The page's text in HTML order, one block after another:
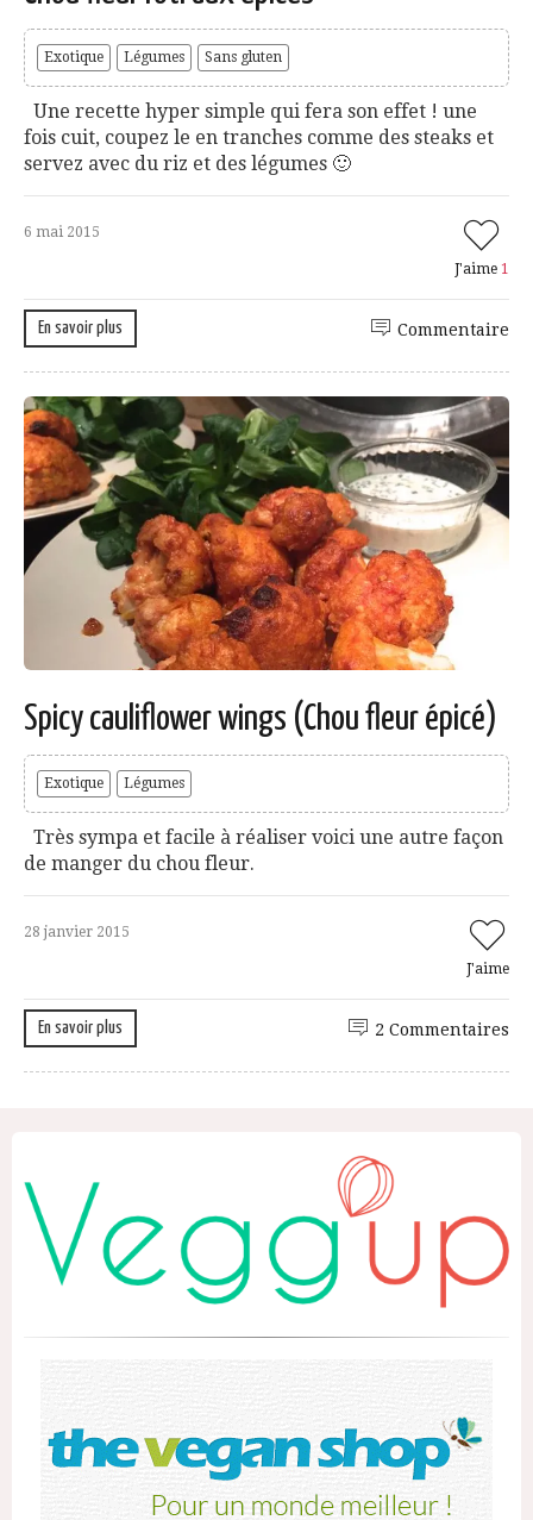
Exotique Légumes Sans gluten
Une recette hyper simple qui fera son effet ! une
fois cuit, coupez le en tranches comme des steaks et
servez avec du riz et des légumes 🙂
6 mai 2015
J'aime 1
En savoir plus Commentaire
Spicy cauliflower wings (Chou fleur épicé)
Exotique Légumes
Très sympa et facile à réaliser voici une autre façon
de manger du chou fleur.
28 janvier 2015
J'aime
En savoir plus 2 Commentaires